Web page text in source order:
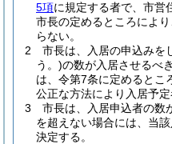
5項に規定する者で、市営
市長の定めるところによ
らない。
2
市長は、入居の申込みを
う。)の数が入居させるべ
は、令第7条に定めるとこ
公正な方法により入居予
3
市長は、入居申込者の数
を超えない場合には、当
決定する。